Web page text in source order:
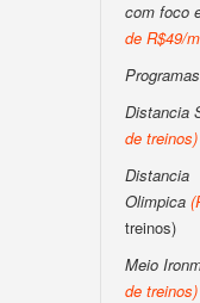
com foco
de R$49/
Distancia
de treinos)
Distancia
Olimpica (
treinos)
Meio
de treinos)